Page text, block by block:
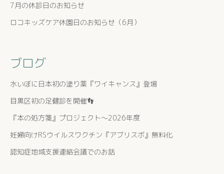
7月の休診日のお知らせ
ロコキッズケア休園日のお知らせ（6月）
ブログ
水いぼに日本初の塗り薬『ワイキャンス』登場
目黒区初の足健診を開催👣
『本の処方箋』プロジェクト〜2026年度
妊婦向けRSウイルスワクチン『アブリスボ』無料化
認知症地域支援連絡会議でのお話